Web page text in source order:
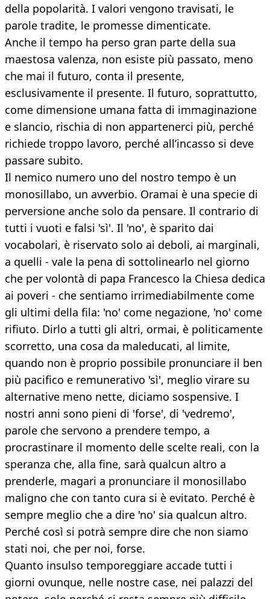
della popolarità. I valori vengono travisati, le
parole tradite, le promesse dimenticate.
Anche il tempo ha perso gran parte della sua
maestosa valenza, non esiste più passato, meno
che mai il futuro, conta il presente,
esclusivamente il presente. Il futuro, soprattutto,
come dimensione umana fatta di immaginazione
e slancio, rischia di non appartenerci più, perché
richiede troppo lavoro, perché all’incasso si deve
passare subito.
Il nemico numero uno del nostro tempo è un
monosillabo, un avverbio. Oramai è una specie di
perversione anche solo da pensare. Il contrario di
tutti i vuoti e falsi 'sì'. Il 'no', è sparito dai
vocabolari, è riservato solo ai deboli, ai marginali,
a quelli - vale la pena di sottolinearlo nel giorno
che per volontà di papa Francesco la Chiesa dedica
ai poveri - che sentiamo irrimediabilmente come
gli ultimi della fila: 'no' come negazione, 'no' come
rifiuto. Dirlo a tutti gli altri, ormai, è politicamente
scorretto, una cosa da maleducati, al limite,
quando non è proprio possibile pronunciare il ben
più pacifico e remunerativo 'sì', meglio virare su
alternative meno nette, diciamo sospensive. I
nostri anni sono pieni di 'forse', di 'vedremo',
parole che servono a prendere tempo, a
procrastinare il momento delle scelte reali, con la
speranza che, alla fine, sarà qualcun altro a
prenderle, magari a pronunciare il monosillabo
maligno che con tanto cura si è evitato. Perché è
sempre meglio che a dire 'no' sia qualcun altro.
Perché così si potrà sempre dire che non siamo
stati noi, che per noi, forse.
Quanto insulso temporeggiare accade tutti i
giorni ovunque, nelle nostre case, nei palazzi del